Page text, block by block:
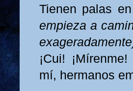
Tienen palas
empieza a
¡Cui!
mí, hermanos